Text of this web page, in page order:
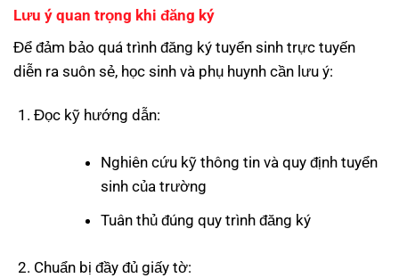
Lưu ý quan trọng khi đăng ký
Để đảm bảo quá trình đăng ký tuyển sinh trực tuyến
diễn ra suôn sẻ, học sinh và phụ huynh cần lưu ý:
Đọc kỹ hướng dẫn:
Nghiên cứu kỹ thông tin và quy định tuyển
sinh của trường
Tuân thủ đúng quy trình đăng ký
Chuẩn bị đầy đủ giấy tờ: